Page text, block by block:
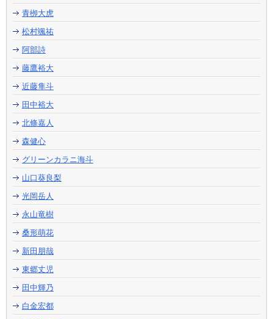
青栁大虎
松村颯祐
阿部詩
藤鷹裕大
近藤隼斗
田中裕大
北條嘉人
森健心
グリーンカラニ海斗
山口葵良梨
光岡岳人
永山竜樹
桑形萌花
新田朋哉
東郷丈児
田中輝乃
白金宏都